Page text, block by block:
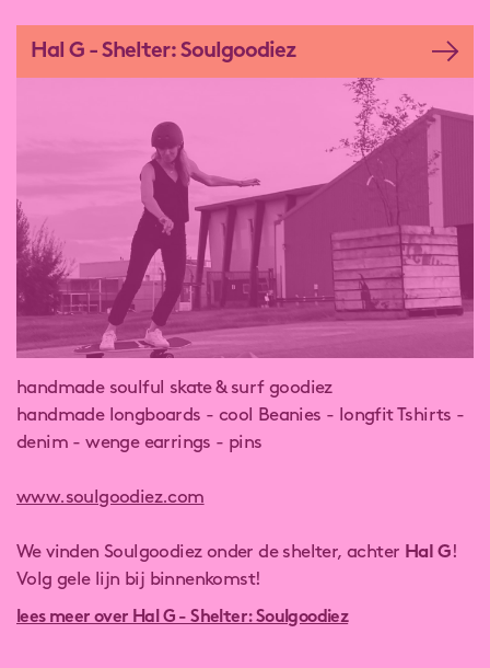
Hal G - Shelter: Soulgoodiez
handmade soulful skate & surf goodiez
handmade longboards - cool Beanies - longfit Tshirts -
denim - wenge earrings - pins
www.soulgoodiez.com
We vinden Soulgoodiez onder de shelter, achter Hal G!
Volg gele lijn bij binnenkomst!
lees meer over Hal G - Shelter: Soulgoodiez